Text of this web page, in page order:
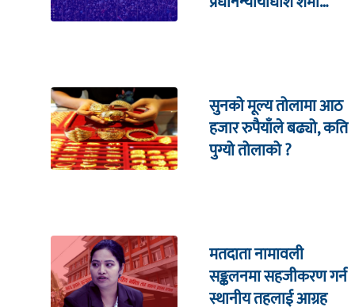
सुनको मूल्य तोलामा आठ
हजार रुपैयाँले बढ्यो, कति
पुग्यो तोलाको ?
मतदाता नामावली
सङ्कलनमा सहजीकरण गर्न
स्थानीय तहलाई आग्रह